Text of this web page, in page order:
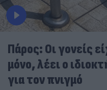
Πάρος: Οι γονείς
μόνο, λέει ο
για τον πνιγμό